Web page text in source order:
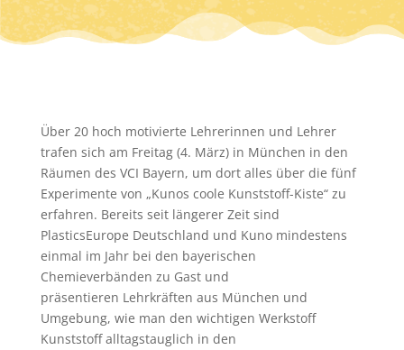
Über 20 hoch motivierte Lehrerinnen und Lehrer
trafen sich am Freitag (4. März) in München in den
Räumen des VCI Bayern, um dort alles über die fünf
Experimente von „Kunos coole Kunststoff-Kiste“ zu
erfahren. Bereits seit längerer Zeit sind
PlasticsEurope Deutschland und Kuno mindestens
einmal im Jahr bei den bayerischen
Chemieverbänden zu Gast und
präsentieren Lehrkräften aus München und
Umgebung, wie man den wichtigen Werkstoff
Kunststoff alltagstauglich in den